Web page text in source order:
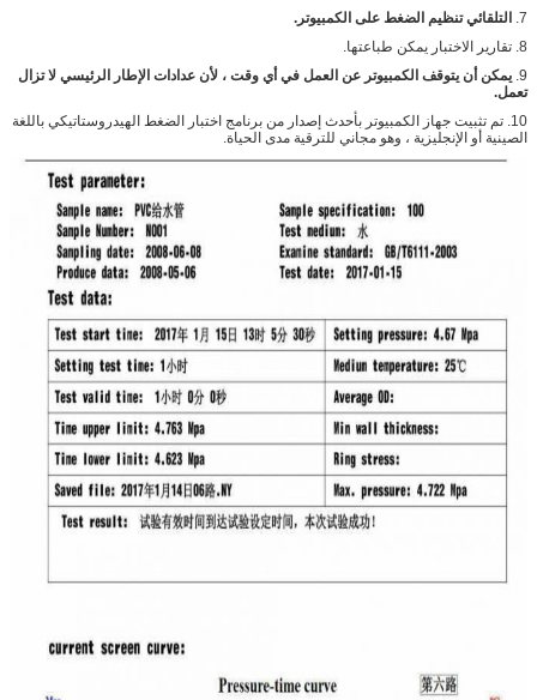
7. التلقائي تنظيم الضغط على الكمبيوتر.
8. تقارير الاختبار يمكن طباعتها.
9. يمكن أن يتوقف الكمبيوتر عن العمل في أي وقت ، لأن عدادات الإطار الرئيسي لا تزال
تعمل.
10. تم تثبيت جهاز الكمبيوتر بأحدث إصدار من برنامج اختبار الضغط الهيدروستاتيكي باللغة
الصينية أو الإنجليزية ، وهو مجاني للترقية مدى الحياة.